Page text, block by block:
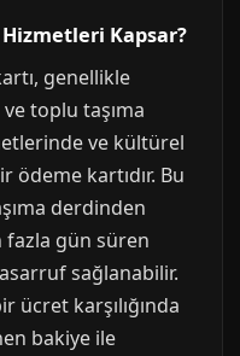
Kapsar?
genellikle
toplu taşıma
ve kültürel
ödeme kartıdır. Bu
derdinden
gün süren
sağlanabilir.
ücret karşılığında
bakiye ile